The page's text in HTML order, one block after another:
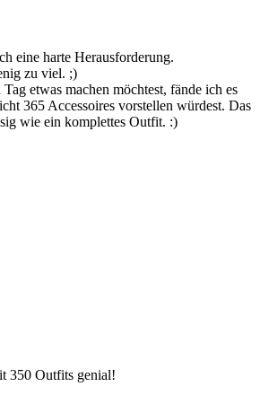
eine harte Herausforderung.
zu viel. ;)
etwas machen möchtest, fände ich es
365 Accessoires vorstellen würdest. Das
wie ein komplettes Outfit. :)
350 Outfits genial!